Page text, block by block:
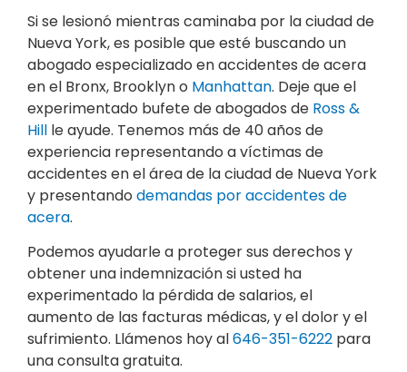
Si se lesionó mientras caminaba por la ciudad de
Nueva York, es posible que esté buscando un
abogado especializado en accidentes de acera
en el Bronx, Brooklyn o Manhattan. Deje que el
experimentado bufete de abogados de Ross &
Hill le ayude. Tenemos más de 40 años de
experiencia representando a víctimas de
accidentes en el área de la ciudad de Nueva York
y presentando demandas por accidentes de
acera.
Podemos ayudarle a proteger sus derechos y
obtener una indemnización si usted ha
experimentado la pérdida de salarios, el
aumento de las facturas médicas, y el dolor y el
sufrimiento. Llámenos hoy al646-351-6222 para
una consulta gratuita.